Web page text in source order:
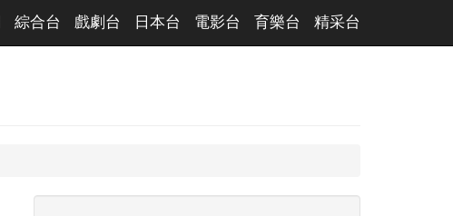
綜合台 戲劇台 日本台 電影台 育樂台 精采台